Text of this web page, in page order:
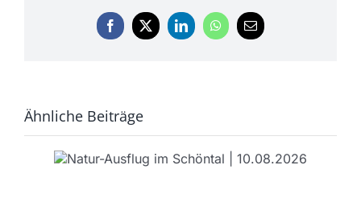
Facebook
X LinkedInWhatsApp
E-
Ähnliche Beiträge
Vortrag: Berufliche
Bildung planen |